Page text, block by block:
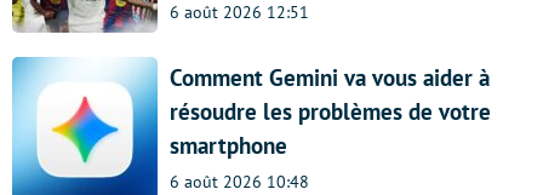
6 août 2026 12:51
Comment Gemini va vous aider à
résoudre les problèmes de votre
smartphone
6 août 2026 10:48